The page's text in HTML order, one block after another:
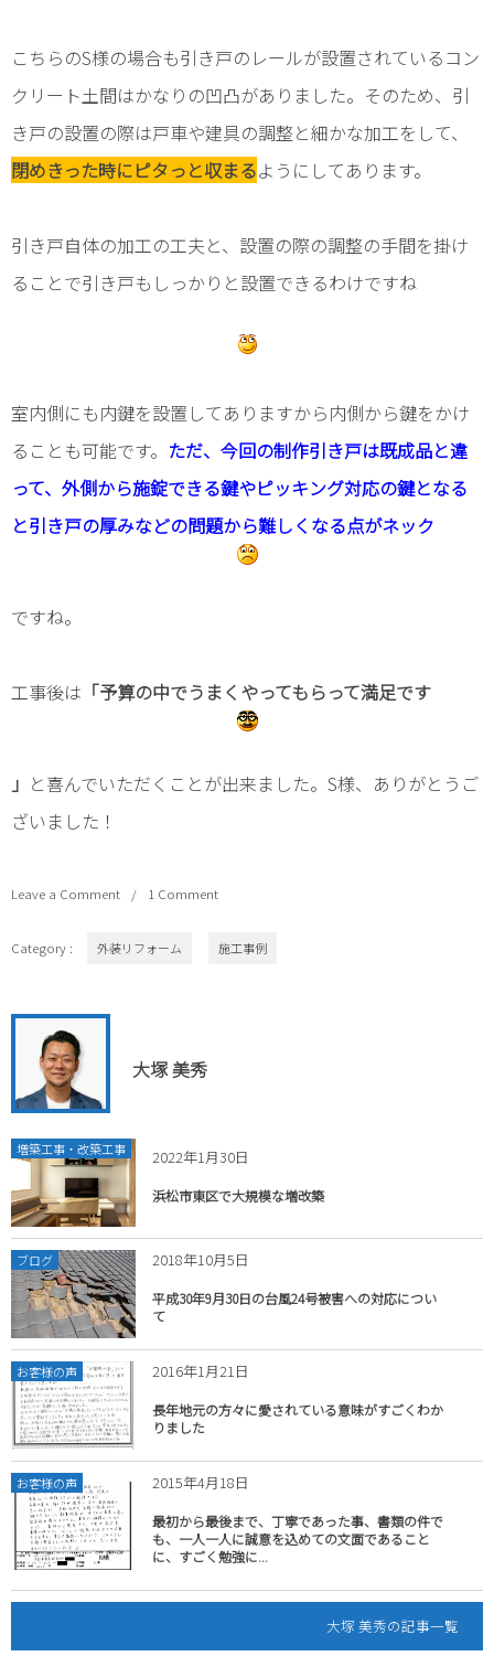
こちらのS様の場合も引き戸のレールが設置されているコン
クリート土間はかなりの凹凸がありました。そのため、引
き戸の設置の際は戸車や建具の調整と細かな加工をして、
閉めきった時にピタっと収まるようにしてあります。
引き戸自体の加工の工夫と、設置の際の調整の手間を掛け
ることで引き戸もしっかりと設置できるわけですね
室内側にも内鍵を設置してありますから内側から鍵をかけ
ることも可能です。 ただ、今回の制作引き戸は既成品と違
って、外側から施錠できる鍵やピッキング対応の鍵となる
と引き戸の厚みなどの問題から難しくなる点がネック
ですね。
工事後は 「予算の中でうまくやってもらって満足です
」 と喜んでいただくことが出来ました。S様、ありがとうご
ざいました！
Leave a Comment 1 Comment
Category : 外装リフォーム 施工事例
大塚 美秀
増築工事・改築工事 2022年1月30日
浜松市東区で大規模な増改築
ブログ 2018年10月5日
平成30年9月30日の台風24号被害への対応につい
て
お客様の声 2016年1月21日
長年地元の方々に愛されている意味がすごくわか
りました
お客様の声 2015年4月18日
最初から最後まで、丁寧であった事、書類の件で
も、一人一人に誠意を込めての文面であること
に、すごく勉強に...
大塚 美秀の記事一覧